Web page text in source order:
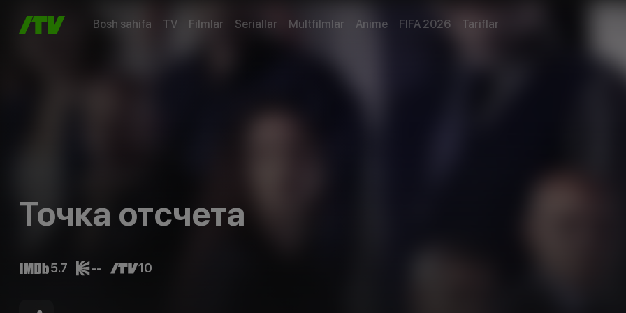
Bosh sahifa TV Filmlar Seriallar Multfilmlar Anime FIFA 2026 Tariflar
Точка отсчета
5.7 -- 10